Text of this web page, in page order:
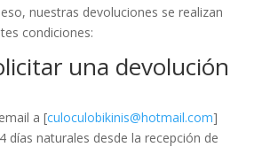
nuestras devoluciones se realizan
condiciones:
una devolución
a [culoculobikinis@hotmail.com]
días naturales desde la recepción de